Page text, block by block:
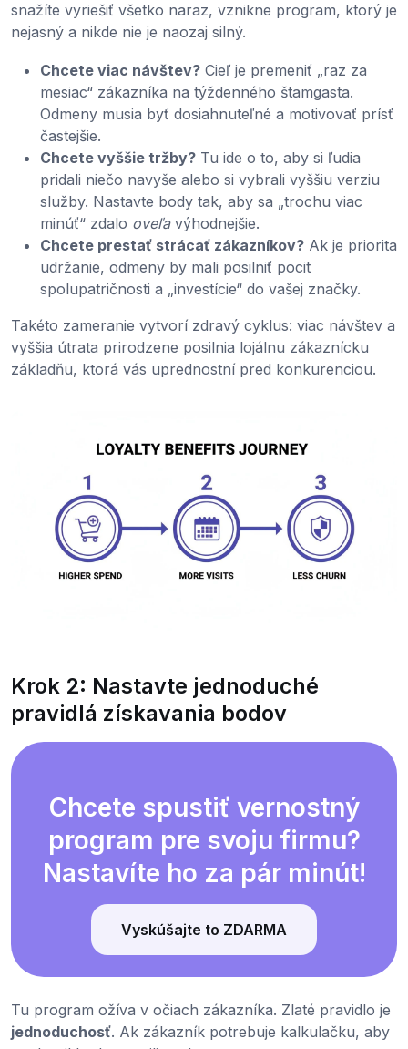
snažíte vyriešiť všetko naraz, vznikne program, ktorý je
nejasný a nikde nie je naozaj silný.
Chcete viac návštev? Cieľ je premeniť „raz za
mesiac“ zákazníka na týždenného štamgasta.
Odmeny musia byť dosiahnuteľné a motivovať prísť
častejšie.
Chcete vyššie tržby? Tu ide o to, aby si ľudia
pridali niečo navyše alebo si vybrali vyššiu verziu
služby. Nastavte body tak, aby sa „trochu viac
minúť“ zdalo oveľavýhodnejšie.
Chcete prestať strácať zákazníkov? Ak je priorita
udržanie, odmeny by mali posilniť pocit
spolupatričnosti a „investície“ do vašej značky.
Takéto zameranie vytvorí zdravý cyklus: viac návštev a
vyššia útrata prirodzene posilnia lojálnu zákaznícku
základňu, ktorá vás uprednostní pred konkurenciou.
Krok 2: Nastavte jednoduché
pravidlá získavania bodov
Chcete spustiť vernostný
program pre svoju firmu?
Nastavíte ho za pár minút!
Vyskúšajte to ZDARMA
Tu program ožíva v očiach zákazníka. Zlaté pravidlo je
jednoduchosť. Ak zákazník potrebuje kalkulačku, aby